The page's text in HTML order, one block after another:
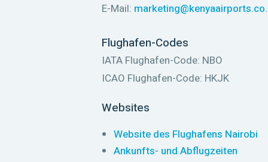
E-Mail:
Flughafen-Codes
IATA Flughafen-Code: NBO
ICAO Flughafen-Code: HKJK
Websites
Website des Flughafens Nairobi
Ankunfts- und Abflugzeiten